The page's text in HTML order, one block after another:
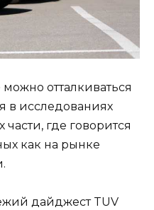
отталкиваться
в исследованиях
где говорится
как на рынке
дайджест TUV